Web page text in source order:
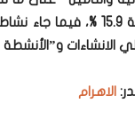
و”الأنشطة العقارية”
الاهرام